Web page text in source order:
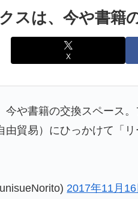
スは、今や書籍
X
今や書籍の交換スペース
由貿易）にひっかけて「
2017年11月16